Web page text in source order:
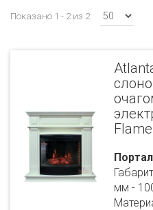
Показано 1 - 2 из 2
Flame
мм -